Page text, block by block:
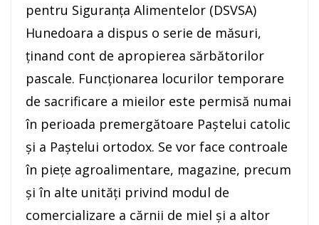
pentru Siguranța Alimentelor (DSVSA)
Hunedoara a dispus o serie de măsuri,
ținand cont de apropierea sărbătorilor
pascale. Funcționarea locurilor temporare
de sacrificare a mieilor este permisă numai
în perioada premergătoare Paștelui catolic
și a Paștelui ortodox. Se vor face controale
în piețe agroalimentare, magazine, precum
și în alte unități privind modul de
comercializare a cărnii de miel și a altor